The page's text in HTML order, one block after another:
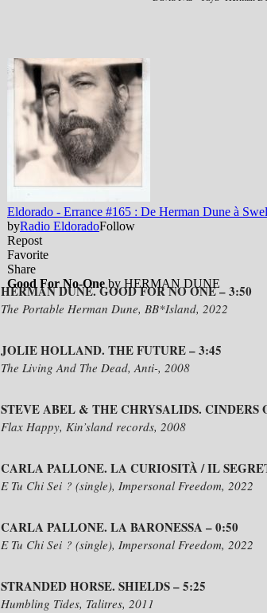
HERMAN DUNE. GOOD FOR NO ONE – 3:50
The Portable Herman Dune, BB*Island, 2022
JOLIE HOLLAND. THE FUTURE – 3:45
The Living And The Dead, Anti-, 2008
STEVE ABEL & THE CHRYSALIDS. CINDERS
Flax Happy, Kin’sland records, 2008
CARLA PALLONE. LA CURIOSITÀ / IL
E Tu Chi Sei ? (single), Impersonal Freedom, 2022
CARLA PALLONE. LA BARONESSA – 0:50
E Tu Chi Sei ? (single), Impersonal Freedom, 2022
STRANDED HORSE. SHIELDS – 5:25
Humbling Tides, Talitres, 2011